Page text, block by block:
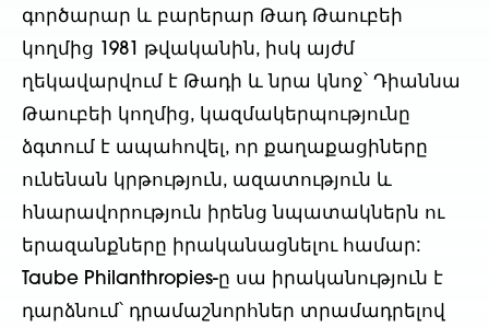
գործարար և բարերար Թադ Թաուբեի
կողմից 1981 թվականին, իսկ այժմ
ղեկավարվում է Թադի և նրա կնոջ՝ Դիաննա
Թաուբեի կողմից, կազմակերպությունը
ձգտում է ապահովել, որ քաղաքացիները
ունենան կրթություն, ազատություն և
հնարավորություն իրենց նպատակներն ու
երազանքները իրականացնելու համար:
Taube Philanthropies-ը սա իրականություն է
դարձնում՝ դրամաշնորհներ տրամադրելով